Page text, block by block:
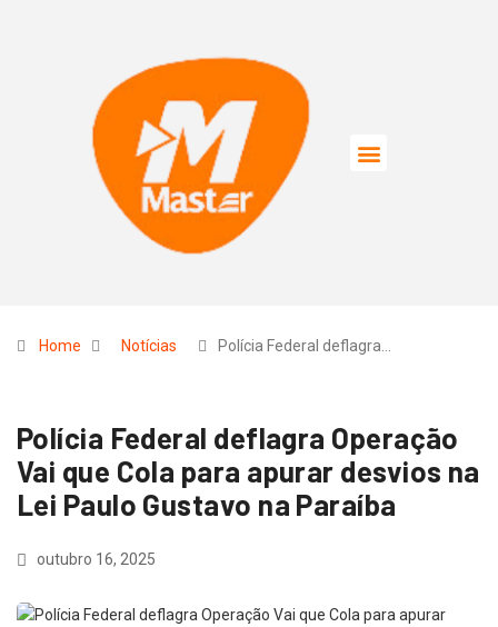
Home Notícias Polícia Federal deflagra…
Polícia Federal deflagra Operação
Vai que Cola para apurar desvios na
Lei Paulo Gustavo na Paraíba
outubro 16, 2025